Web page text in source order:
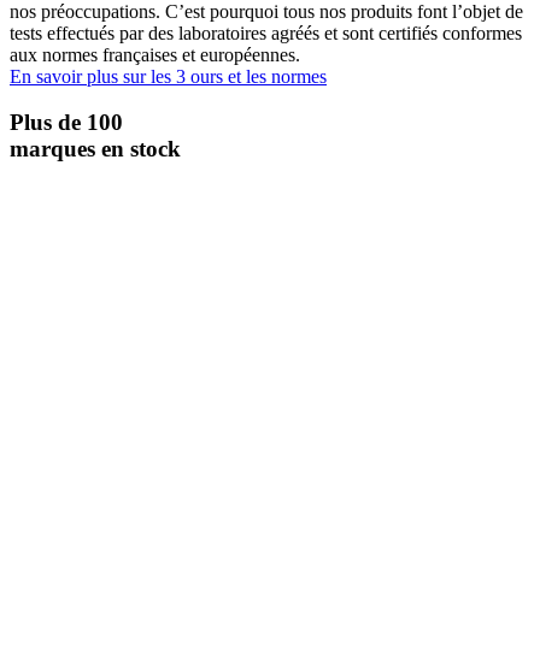
nos préoccupations. C’est pourquoi tous nos produits font l’objet de
tests effectués par des laboratoires agréés et sont certifiés conformes
aux normes françaises et européennes.
En savoir plus sur les 3 ours et les normes
Plus de 100
marques en stock